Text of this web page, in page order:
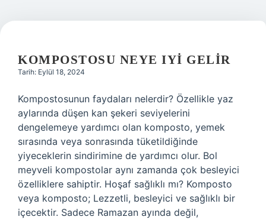
KOMPOSTOSU NEYE IYI GELIR
Tarih: Eylül 18, 2024
Kompostosunun faydaları nelerdir? Özellikle yaz
aylarında düşen kan şekeri seviyelerini
dengelemeye yardımcı olan komposto, yemek
sırasında veya sonrasında tüketildiğinde
yiyeceklerin sindirimine de yardımcı olur. Bol
meyveli kompostolar aynı zamanda çok besleyici
özelliklere sahiptir. Hoşaf sağlıklı mı? Komposto
veya komposto; Lezzetli, besleyici ve sağlıklı bir
içecektir. Sadece Ramazan ayında değil,